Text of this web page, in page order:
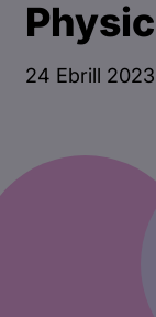
24 Ebrill 2023